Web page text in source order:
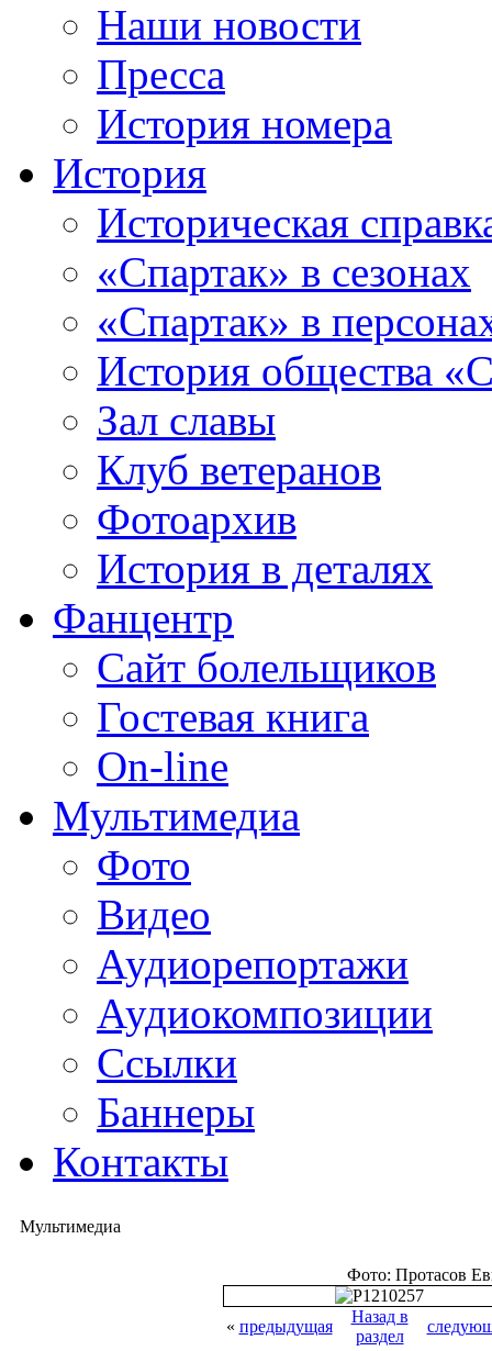
Наши новости
Пресса
История номера
История
Историческая
«Спартак» в сезонах
«Спартак» в
История общества
Зал славы
Клуб ветеранов
Фотоархив
История в деталях
Фанцентр
Сайт болельщиков
Гостевая книга
On-line
Мультимедиа
Фото
Видео
Аудиорепортажи
Аудиокомпозиции
Ссылки
Баннеры
Контакты
Мультимедиа
Фото: Протасов
« предыдущая
Назад в
раздел